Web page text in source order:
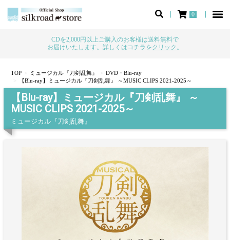
0
CDを2,000円以上ご購入のお客様は送料無料で
お届けいたします。詳しくはコチラをクリック 。
TOP ミュージカル『刀剣乱舞』
DVD・Blu-ray
【Blu-ray】ミュージカル『刀剣乱舞』 ～MUSIC CLIPS 2021-2025～
【Blu-ray】ミュージカル『刀剣乱舞』 ～
MUSIC CLIPS 2021-2025～
ミュージカル『刀剣乱舞』